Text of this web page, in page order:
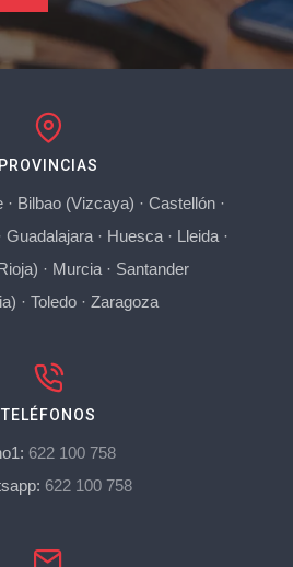
PROVINCIAS
· Bilbao (Vizcaya) · Castellón·
Guadalajara· Huesca· Lleida·
· Murcia· Santander
·Toledo ·Zaragoza
TELÉFONOS
622 100 758
622 100 758